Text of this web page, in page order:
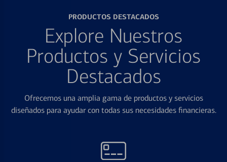
PRODUCTOS DESTACADOS
Explore Nuestros
Productos y Servicios
Destacados
Ofrecemos una amplia gama de productos y servicios
diseñados para ayudar con todas sus necesidades financieras.